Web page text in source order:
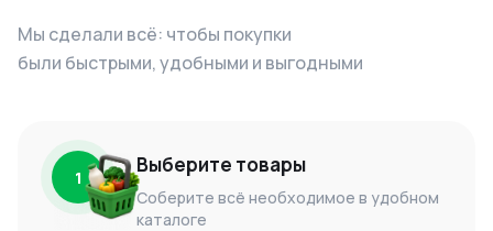
Мы сделали всё: чтобы покупки
были быстрыми, удобными и выгодными
1 Выберите товары
Соберите всё необходимое в удобном
каталоге